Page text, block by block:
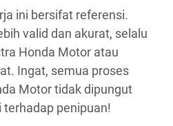
ini bersifat referensi.
valid dan akurat, selalu
Honda Motor atau
Ingat, semua proses
Motor tidak dipungut
terhadap penipuan!